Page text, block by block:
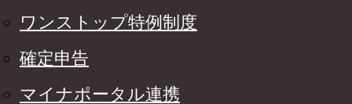
ワンストップ特例制度
確定申告
マイナポータル連携